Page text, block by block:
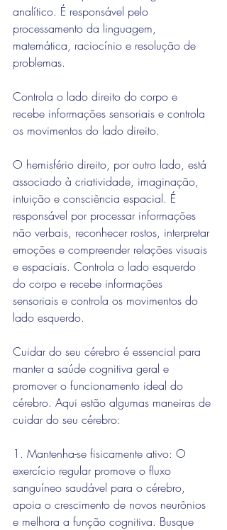
analítico. É responsável pelo
processamento da linguagem,
matemática, raciocínio e resolução de
problemas.
Controla o lado direito do corpo e
recebe informações sensoriais e controla
os movimentos do lado direito.
O hemisfério direito, por outro lado, está
associado à criatividade, imaginação,
intuição e consciência espacial. É
responsável por processar informações
não verbais, reconhecer rostos, interpretar
emoções e compreender relações visuais
e espaciais. Controla o lado esquerdo
do corpo e recebe informações
sensoriais e controla os movimentos do
lado esquerdo.
Cuidar do seu cérebro é essencial para
manter a saúde cognitiva geral e
promover o funcionamento ideal do
cérebro. Aqui estão algumas maneiras de
cuidar do seu cérebro:
1. Mantenha-se fisicamente ativo: O
exercício regular promove o fluxo
sanguíneo saudável para o cérebro,
apoia o crescimento de novos neurônios
e melhora a função cognitiva. Busque